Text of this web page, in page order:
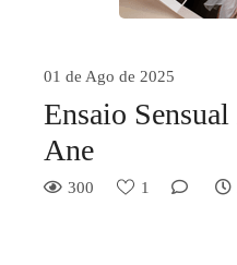
01 de Ago de 2025
Ensaio
Ane
300 1